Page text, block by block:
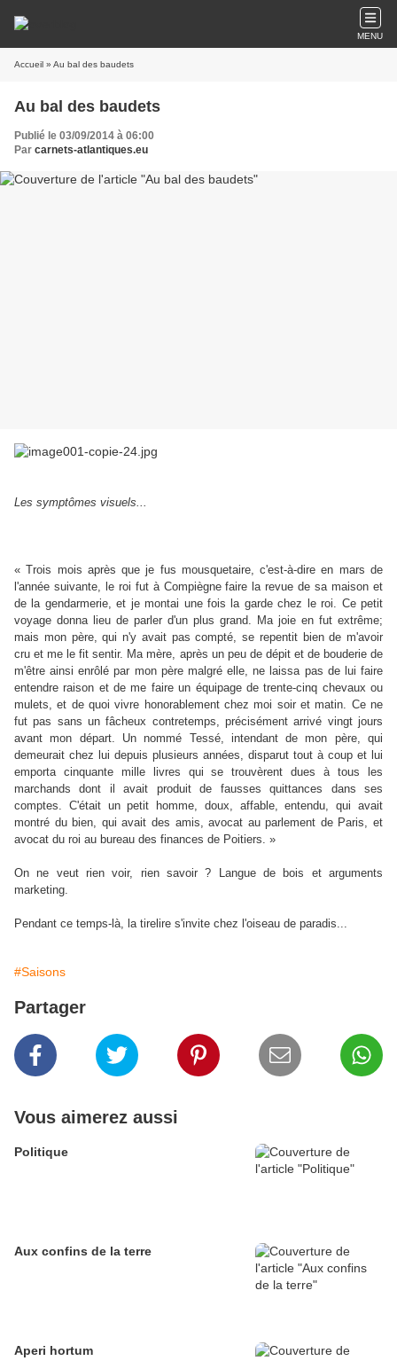
MENU
Accueil » Au bal des baudets
Au bal des baudets
Publié le 03/09/2014 à 06:00
Par carnets-atlantiques.eu
Les symptômes visuels...
« Trois mois après que je fus mousquetaire, c'est-à-dire en mars de
l'année suivante, le roi fut à Compiègne faire la revue de sa maison et
de la gendarmerie, et je montai une fois la garde chez le roi. Ce petit
voyage donna lieu de parler d'un plus grand. Ma joie en fut extrême;
mais mon père, qui n'y avait pas compté, se repentit bien de m'avoir
cru et me le fit sentir. Ma mère, après un peu de dépit et de bouderie de
m'être ainsi enrôlé par mon père malgré elle, ne laissa pas de lui faire
entendre raison et de me faire un équipage de trente-cinq chevaux ou
mulets, et de quoi vivre honorablement chez moi soir et matin. Ce ne
fut pas sans un fâcheux contretemps, précisément arrivé vingt jours
avant mon départ. Un nommé Tessé, intendant de mon père, qui
demeurait chez lui depuis plusieurs années, disparut tout à coup et lui
emporta cinquante mille livres qui se trouvèrent dues à tous les
marchands dont il avait produit de fausses quittances dans ses
comptes. C'était un petit homme, doux, affable, entendu, qui avait
montré du bien, qui avait des amis, avocat au parlement de Paris, et
avocat du roi au bureau des finances de Poitiers. »
On ne veut rien voir, rien savoir ? Langue de bois et arguments
marketing.
Pendant ce temps-là, la tirelire s'invite chez l'oiseau de paradis...
#Saisons
Partager
Vous aimerez aussi
Politique
Aux confins de la terre
Aperi hortum